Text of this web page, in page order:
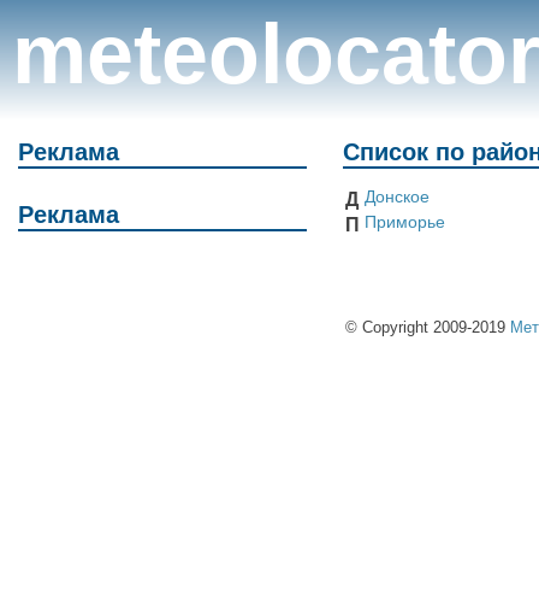
meteolocator
Реклама
Реклама
Список по
Д Донское
П Приморье
© Copyright 2009-2019